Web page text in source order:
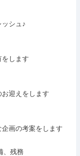
シュ♪
をします
迎えをします
画の考案をします
、残務